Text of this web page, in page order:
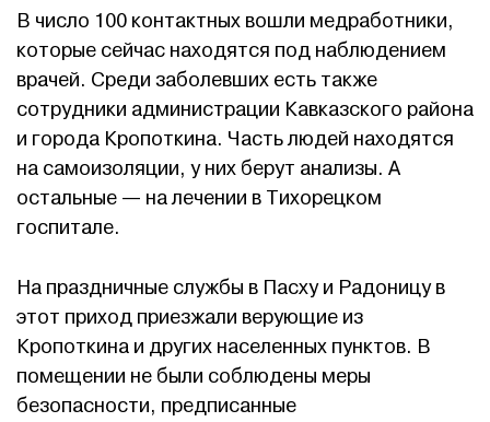
В число 100 контактных вошли медработники,
которые сейчас находятся под наблюдением
врачей. Среди заболевших есть также
сотрудники администрации Кавказского района
и города Кропоткина. Часть людей находятся
на самоизоляции, у них берут анализы. А
остальные — на лечении в Тихорецком
госпитале.
На праздничные службы в Пасху и Радоницу в
этот приход приезжали верующие из
Кропоткина и других населенных пунктов. В
помещении не были соблюдены меры
безопасности, предписанные